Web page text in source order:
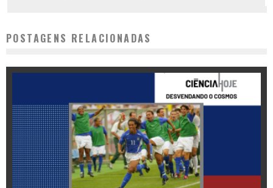
POSTAGENS RELACIONADAS